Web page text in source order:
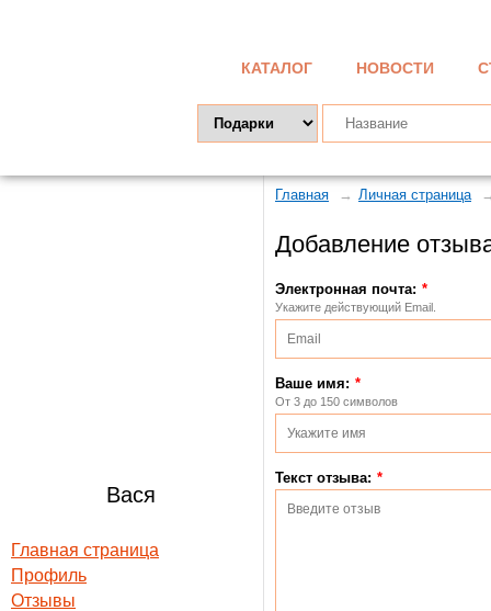
КАТАЛОГ НОВОСТИ
Вася
Главная страница
Профиль
Отзывы
Главная Личная страница
Добавление
Электронная почта:
Укажите действующий Email.
Ваше имя:
От 3 до 150 символов
Текст отзыва: